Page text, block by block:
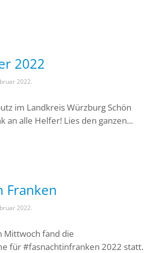
2022
2022.
im Landkreis Würzburg Schön
an alle Helfer! Lies den ganzen...
Franken
2022.
Mittwoch fand die
für #fasnachtinfranken 2022 statt.